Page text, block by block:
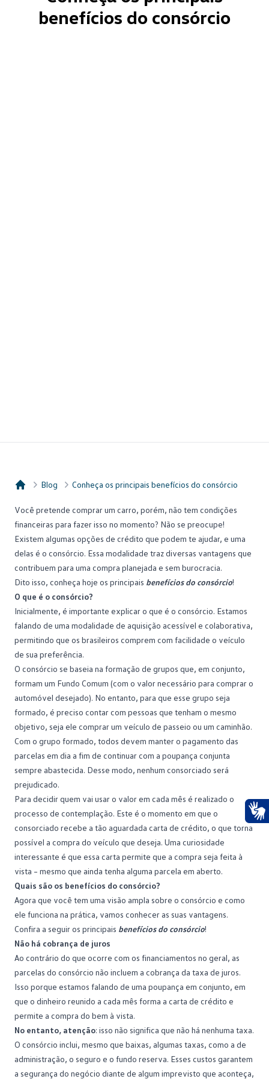
benefícios do consórcio
Blog Conheça os principais benefícios do consórcio
Você pretende comprar um carro, porém, não tem condições
financeiras para fazer isso no momento? Não se preocupe!
Existem algumas opções de crédito que podem te ajudar, e uma
delas é o consórcio. Essa modalidade traz diversas vantagens que
contribuem para uma compra planejada e sem burocracia.
Dito isso, conheça hoje os principais benefícios do consórcio!
O que é o consórcio?
Inicialmente, é importante explicar o que é o consórcio. Estamos
falando de uma modalidade de aquisição acessível e colaborativa,
permitindo que os brasileiros comprem com facilidade o veículo
de sua preferência.
O consórcio se baseia na formação de grupos que, em conjunto,
formam um Fundo Comum (com o valor necessário para comprar o
automóvel desejado). No entanto, para que esse grupo seja
formado, é preciso contar com pessoas que tenham o mesmo
objetivo, seja ele comprar um veículo de passeio ou um caminhão.
Com o grupo formado, todos devem manter o pagamento das
parcelas em dia a fim de continuar com a poupança conjunta
sempre abastecida. Desse modo, nenhum consorciado será
prejudicado.
Para decidir quem vai usar o valor em cada mês é realizado o
processo de contemplação. Este é o momento em que o
consorciado recebe a tão aguardada carta de crédito, o que torna
possível a compra do veículo que deseja. Uma curiosidade
interessante é que essa carta permite que a compra seja feita à
vista – mesmo que ainda tenha alguma parcela em aberto.
Quais são os benefícios do consórcio?
Agora que você tem uma visão ampla sobre o consórcio e como
ele funciona na prática, vamos conhecer as suas vantagens.
Confira a seguir os principais benefícios do consórcio!
Não há cobrança de juros
Ao contrário do que ocorre com os financiamentos no geral, as
parcelas do consórcio não incluem a cobrança da taxa de juros.
Isso porque estamos falando de uma poupança em conjunto, em
que o dinheiro reunido a cada mês forma a carta de crédito e
permite a compra do bem à vista.
No entanto, atenção: isso não significa que não há nenhuma taxa.
O consórcio inclui, mesmo que baixas, algumas taxas, como a de
administração, o seguro e o fundo reserva. Esses custos garantem
a segurança do negócio diante de algum imprevisto que aconteça,